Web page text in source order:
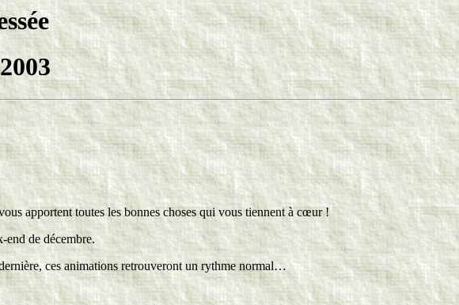
apportent toutes les bonnes choses qui vous tiennent à cœur !
end de décembre.
ces animations retrouveront un rythme normal…